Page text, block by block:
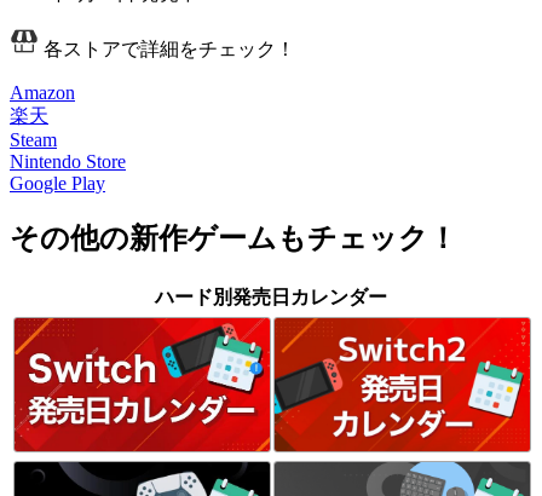
各ストアで詳細をチェック！
Amazon
楽天
Steam
Nintendo Store
Google Play
その他の新作ゲームもチェック！
ハード別発売日カレンダー